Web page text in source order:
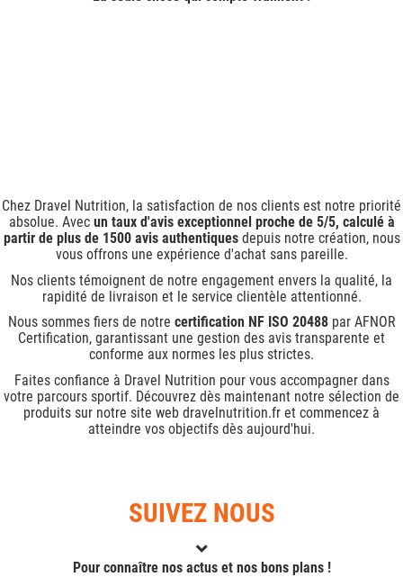
Chez Dravel Nutrition, la satisfaction de nos clients est notre priorité
absolue. Avec un taux d'avis exceptionnel proche de 5/5, calculé à
partir de plus de 1500 avis authentiquesdepuis notre création, nous
vous offrons une expérience d'achat sans pareille.
Nos clients témoignent de notre engagement envers la qualité, la
rapidité de livraison et le service clientèle attentionné.
Nous sommes fiers de notre certification NF ISO 20488par AFNOR
Certification, garantissant une gestion des avis transparente et
conforme aux normes les plus strictes.
Faites confiance à Dravel Nutrition pour vous accompagner dans
votre parcours sportif. Découvrez dès maintenant notre sélection de
produits sur notre site web dravelnutrition.fr et commencez à
atteindre vos objectifs dès aujourd'hui.
SUIVEZ NOUS
Pour connaître nos actus et nos bons plans !